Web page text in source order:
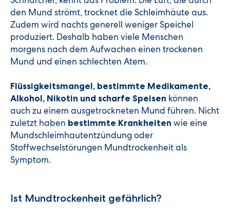
den Mund strömt, trocknet die Schleimhäute aus.
Zudem wird nachts generell weniger Speichel
produziert. Deshalb haben viele Menschen
morgens nach dem Aufwachen einen trockenen
Mund und einen schlechten Atem.
Flüssigkeitsmangel, bestimmte Medikamente,
Alkohol, Nikotin und scharfe Speisen können
auch zu einem ausgetrockneten Mund führen. Nicht
zuletzt haben bestimmte Krankheiten wie eine
Mundschleimhautentzündung oder
Stoffwechselstörungen Mundtrockenheit als
Symptom.
Ist Mundtrockenheit gefährlich?